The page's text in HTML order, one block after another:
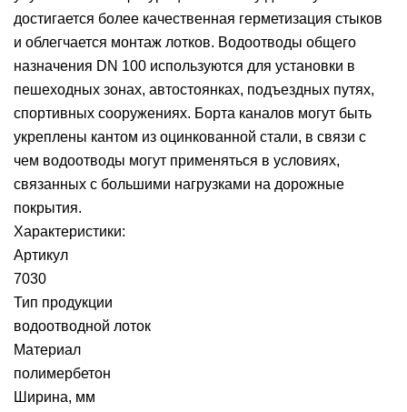
достигается более качественная герметизация стыков
и облегчается монтаж лотков. Водоотводы общего
назначения DN 100 используются для установки в
пешеходных зонах, автостоянках, подъездных путях,
спортивных сооружениях. Борта каналов могут быть
укреплены кантом из оцинкованной стали, в связи с
чем водоотводы могут применяться в условиях,
связанных с большими нагрузками на дорожные
покрытия.
Характеристики:
Артикул
7030
Тип продукции
водоотводной лоток
Материал
полимербетон
Ширина, мм